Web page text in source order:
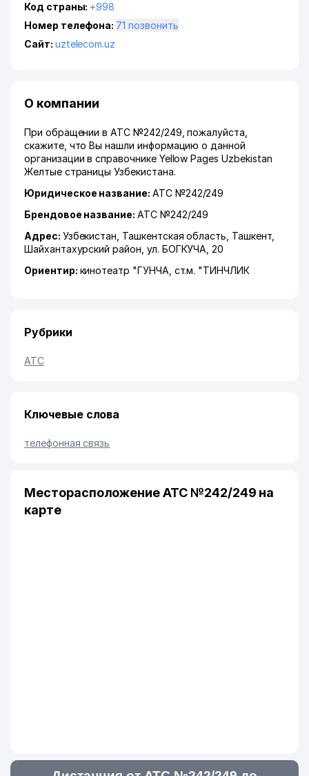
Код страны: +998
Номер телефона:
71 позвонить
Сайт: uztelecom.uz
О компании
При обращении в АТС №242/249, пожалуйста,
скажите, что Вы нашли информацию о данной
организации в справочнике Yellow Pages Uzbekistan
Желтые страницы Узбекистана.
Юридическое название: АТС №242/249
Брендовое название: АТС №242/249
Адрес: Узбекистан, Ташкентская область Ташкент,
Шайхантахурский район ул. БОГКУЧА , 20
Ориентир: кинотеатр "ГУНЧА, ст.м. "ТИНЧЛИК
Рубрики
АТС
Ключевые слова
телефонная связь
Месторасположение АТС №242/249 на
карте